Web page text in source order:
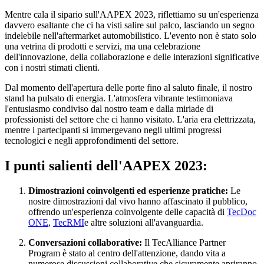
Mentre cala il sipario sull'AAPEX 2023, riflettiamo su un'esperienza
davvero esaltante che ci ha visti salire sul palco, lasciando un segno
indelebile nell'aftermarket automobilistico. L'evento non è stato solo
una vetrina di prodotti e servizi, ma una celebrazione
dell'innovazione, della collaborazione e delle interazioni significative
con i nostri stimati clienti.
Dal momento dell'apertura delle porte fino al saluto finale, il nostro
stand ha pulsato di energia. L'atmosfera vibrante testimoniava
l'entusiasmo condiviso dal nostro team e dalla miriade di
professionisti del settore che ci hanno visitato. L'aria era elettrizzata,
mentre i partecipanti si immergevano negli ultimi progressi
tecnologici e negli approfondimenti del settore.
I punti salienti dell'AAPEX 2023:
Dimostrazioni coinvolgenti ed esperienze pratiche: Le
nostre dimostrazioni dal vivo hanno affascinato il pubblico,
offrendo un'esperienza coinvolgente delle capacità di TecDoc
ONE, TecRMIe altre soluzioni all'avanguardia.
Conversazioni collaborative: Il TecAlliance Partner
Program è stato al centro dell'attenzione, dando vita a